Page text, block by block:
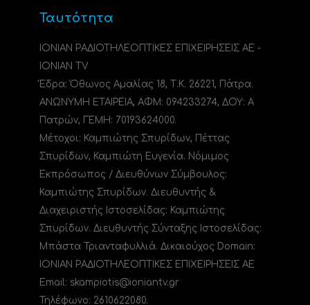
Ταυτότητα
ΙΟΝΙΑΝ ΡΑΔΙΟΤΗΛΕΟΠΤΙΚΕΣ ΕΠΙΧΕΙΡΗΣΕΙΣ ΑΕ -
IONIAN TV
Έδρα: Όθωνος Αμαλίας 18, Τ.Κ. 26221, Πάτρα.
ΑΝΩΝΥΜΗ ΕΤΑΙΡΕΙΑ, ΑΦΜ: 094233274, ΔΟΥ: A
Πατρών, ΓΕΜΗ: 70193624000.
Μέτοχοι: Καμπιώτης Σπυρίδων, Πέττας
Σπυρίδων, Καμπιώτη Ευγενία. Νόμιμος
Εκπρόσωπος / Διευθύνων Σύμβουλος:
Καμπιώτης Σπυρίδων. Διευθυντής &
Διαχειριστής Ιστοσελίδας: Καμπιώτης
Σπυρίδων. Διευθυντής Σύνταξης Ιστοσελίδας:
Μπάστα Τριανταφυλλιά. Δικαιούχος Domain:
ΙΟΝΙΑΝ ΡΑΔΙΟΤΗΛΕΟΠΤΙΚΕΣ ΕΠΙΧΕΙΡΗΣΕΙΣ ΑΕ
Email: skampiotis@ioniantv.gr
Τηλέφωνο: 2610622080.